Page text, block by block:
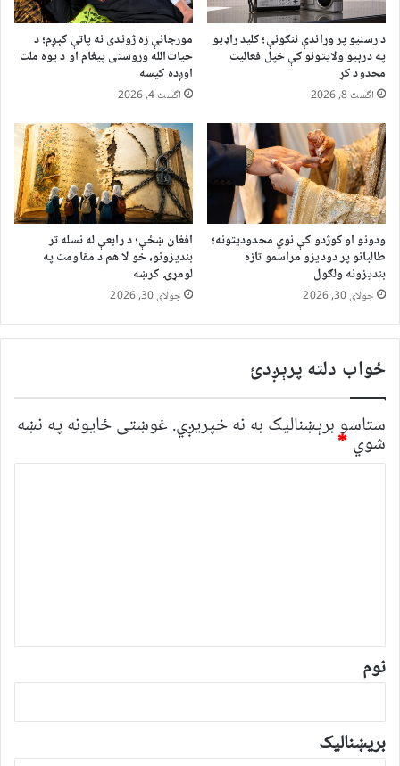
د رسنیو پر وړاندې ننګونې؛ کلید راډیو
په درېیو ولایتونو کې خپل فعالیت
محدود کړ
اگست 8, 2026
مورجانې زه ژوندی نه پاتې کېږم؛ د
حیات‌الله وروستی پیغام او د یوه ملت
اوږده کیسه
اگست 4, 2026
ودونو او کوژدو کې نوي محدودیتونه؛
طالبانو پر دودیزو مراسمو تازه
بندیزونه ولګول
جولای 30, 2026
افغان ښځې؛ د رابعې له نسله تر
بندیزونو، خو لا هم د مقاومت په
لومړۍ کرښه
جولای 30, 2026
ځواب دلته پرېږدئ
ستاسو برېښناليک به نه خپريږي. غوښتى ځایونه په نښه
شوي *
*
نوم
بریښنالیک